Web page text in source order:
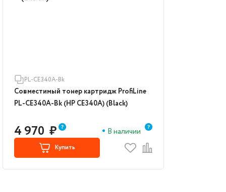
PL-CE340A-Bk
Совместимый тонер картридж ProfiLine
PL-CE340A-Bk (HP CE340A) (Black)
4 970 ₽ В наличии
Купить